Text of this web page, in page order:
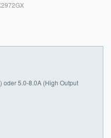
oder 5.0-8.0A (High Output